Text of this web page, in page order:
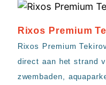
Rixos Premium
Rixos Premium
direct aan het strand
zwembaden,